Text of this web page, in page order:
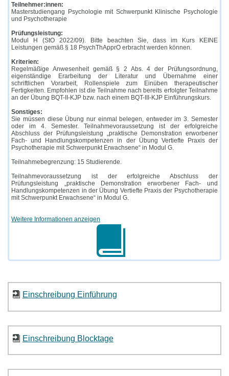
Teilnehmer:innen:
Masterstudiengang Psychologie mit Schwerpunkt Klinische Psychologie
und Psychotherapie
Prüfungsleistung:
Modul H (StO 2022/09). Bitte beachten Sie, dass im Kurs KEINE
Leistungen gemäß § 18 PsychThApprO erbracht werden können.
Kriterien:
Regelmäßige Anwesenheit gemäß § 2 Abs. 4 der Prüfungsordnung,
eigenständige Erarbeitung der Literatur und Übernahme einer
schriftlichen Vorarbeit, Rollenspiele zum Einüben therapeutischer
Fertigkeiten. Empfohlen ist die Teilnahme nach bereits erfolgter Teilnahme
an der Übung BQT-II-KJP bzw. nach einem BQT-III-KJP Einführungskurs.
Sonstiges:
Sie müssen diese Übung nur einmal belegen, entweder im 3. Semester
oder im 4. Semester. Teilnahmevoraussetzung ist der erfolgreiche
Abschluss der Prüfungsleistung „praktische Demonstration erworbener
Fach- und Handlungskompetenzen in der Übung Vertiefte Praxis der
Psychotherapie mit Schwerpunkt Erwachsene“ in Modul G.
Teilnahmebegrenzung: 15 Studierende.
Teilnahmevoraussetzung ist der erfolgreiche Abschluss der
Prüfungsleistung „praktische Demonstration erworbener Fach- und
Handlungskompetenzen in der Übung Vertiefte Praxis der Psychotherapie
mit Schwerpunkt Erwachsene“ in Modul G.
Weitere Informationen anzeigen
Einschreibung Einführung
Einschreibung Blocktage